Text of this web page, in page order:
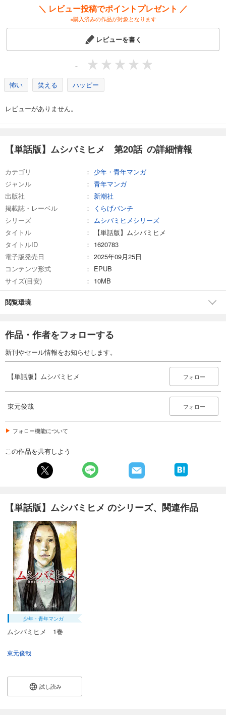
あらすじを表示する
【単話版】ムシバミヒメ 第24話
あらすじを表示する
【単話版】ムシバミヒメ 第26話
132
あらすじを表示する
【単話版】ムシバミヒメ 第27話
【単話版】ムシバミヒメ 第28話
110円 (税込)
試し読み
あらすじを表示する
132円 (税込)
あらすじを表示する
【単話版】ムシバミヒメ 第30話
あらすじを表示する
【単話版】ムシバミヒメ 第31話
132円 (税込)
あらすじを表示する
【単話版】ムシバミヒメ 第32話
あらすじを表示する
【単話版】ムシバミヒメ 第33話
＼ レビュー投稿でポイントプレゼント ／
※購入済みの作品が対象となります
レビューを書く
-
怖い 笑える ハッピー
レビューがありません。
【単話版】ムシバミヒメ 第20話 の詳細情報
カテゴリ
少年・青年マンガ
ジャンル
青年マンガ
出版社
新潮社
掲載誌・レーベル
くらげバンチ
シリーズ
ムシバミヒメシリーズ
タイトル
【単話版】ムシバミヒメ
タイトルID
1620783
電子版発売日
2025年09月25日
コンテンツ形式
EPUB
サイズ(目安)
10MB
閲覧環境
作品・作者をフォローする
新刊やセール情報をお知らせします。
【単話版】ムシバミヒメ フォロー
東元俊哉 フォロー
フォロー機能について
この作品を共有しよう
【単話版】ムシバミヒメ のシリーズ、関連作品
少年・青年マンガ
ムシバミヒメ 1巻
東元俊哉
試し読み